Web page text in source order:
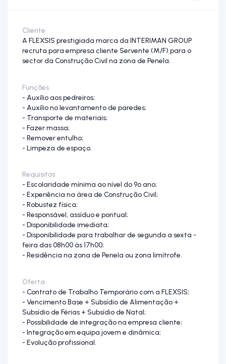
Cliente
A FLEXSIS prestigiada marca da INTERIMAN GROUP
recruta para empresa cliente Servente (M/F) para o
sector da Construção Civil na zona de Penela.
Funções
- Auxílio aos pedreiros;
- Auxílio no levantamento de paredes;
- Transporte de materiais;
- Fazer massa;
- Remover entulho;
- Limpeza de espaço.
Requisitos
- Escolaridade mínima ao nível do 9º ano;
- Experiência na área de Construção Civil;
- Robustez física;
- Responsável, assíduo e pontual;
- Disponibilidade imediata;
- Disponibilidade para trabalhar de segunda a sexta -
feira das 08h00 às 17h00;
- Residência na zona de Penela ou zona limítrofe.
Oferta
- Contrato de Trabalho Temporário com a FLEXSIS;
- Vencimento Base + Subsídio de Alimentação +
Subsídio de Férias + Subsídio de Natal;
- Possibilidade de integração na empresa cliente;
- Integração em equipa jovem e dinâmica;
- Evolução profissional.